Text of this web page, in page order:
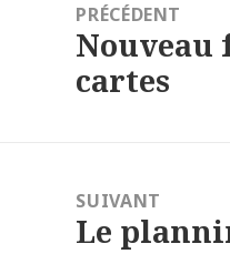
l’article
PRÉCÉDENT
Article
précédent :
Nouveau
cartes
SUIVANT
Article
Le